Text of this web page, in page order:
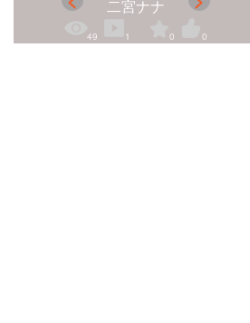
二宮ナナ
49 1 0 0